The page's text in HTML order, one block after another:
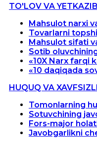
TO'LOV VA
Mahsulot narxi
Tovarlarni
Mahsulot sifati
Sotib
«10X Narx farqi
«10 daqiqada
HUQUQ VA
Tomonlarning
Sotuvchining
Fors-major
Javobgarlikni